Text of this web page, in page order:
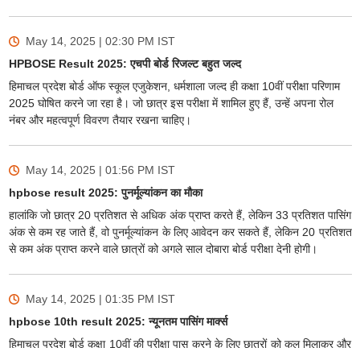
May 14, 2025 | 02:30 PM IST
HPBOSE Result 2025: एचपी बोर्ड रिजल्ट बहुत जल्द
हिमाचल प्रदेश बोर्ड ऑफ स्कूल एजुकेशन, धर्मशाला जल्द ही कक्षा 10वीं परीक्षा परिणाम
2025 घोषित करने जा रहा है। जो छात्र इस परीक्षा में शामिल हुए हैं, उन्हें अपना रोल
नंबर और महत्वपूर्ण विवरण तैयार रखना चाहिए।
May 14, 2025 | 01:56 PM IST
hpbose result 2025: पुनर्मूल्यांकन का मौका
हालांकि जो छात्र 20 प्रतिशत से अधिक अंक प्राप्त करते हैं, लेकिन 33 प्रतिशत पासिंग
अंक से कम रह जाते हैं, वो पुनर्मूल्यांकन के लिए आवेदन कर सकते हैं, लेकिन 20 प्रतिशत
से कम अंक प्राप्त करने वाले छात्रों को अगले साल दोबारा बोर्ड परीक्षा देनी होगी।
May 14, 2025 | 01:35 PM IST
hpbose 10th result 2025: न्यूनतम पासिंग मार्क्स
हिमाचल प्रदेश बोर्ड कक्षा 10वीं की परीक्षा पास करने के लिए छात्रों को कुल मिलाकर और